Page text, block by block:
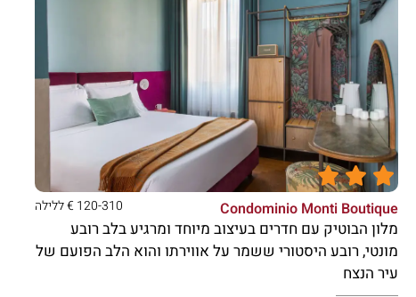





Condominio Monti Boutique 120-310 € ללילה
מלון הבוטיק עם חדרים בעיצוב מיוחד ומרגיע בלב רובע
מונטי, רובע היסטורי ששמר על אווירתו והוא הלב הפועם של
עיר הנצח